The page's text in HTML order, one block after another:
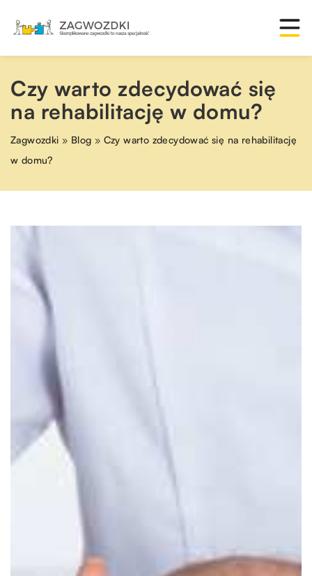
Czy warto zdecydować się
na rehabilitację w domu?
Zagwozdki » Blog » Czy warto zdecydować się na rehabilitację
w domu?